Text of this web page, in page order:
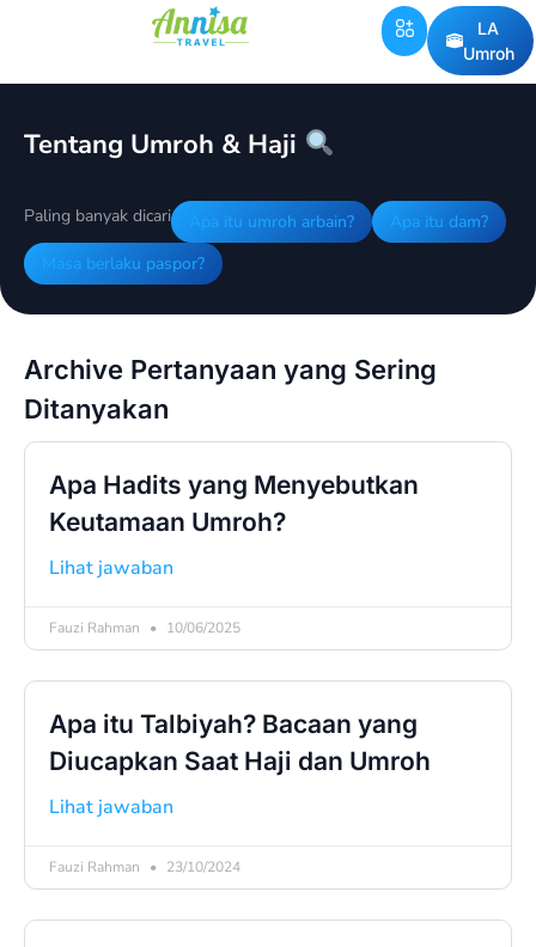
LA
Umroh
Tentang Umroh & Haji
Paling banyak dicari Apa itu umroh arbain?
Apa itu dam?
Masa berlaku paspor?
Archive Pertanyaan yang Sering
Ditanyakan
Apa Hadits yang Menyebutkan
Keutamaan Umroh?
Lihat jawaban
Fauzi Rahman 10/06/2025
Apa itu Talbiyah? Bacaan yang
Diucapkan Saat Haji dan Umroh
Lihat jawaban
Fauzi Rahman 23/10/2024